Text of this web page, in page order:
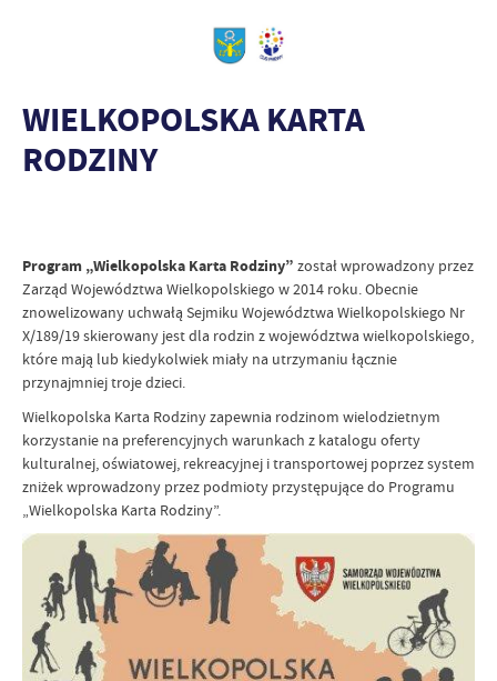
WIELKOPOLSKA KARTA
RODZINY
Program „Wielkopolska Karta Rodziny” został wprowadzony przez
Zarząd Województwa Wielkopolskiego w 2014 roku. Obecnie
znowelizowany uchwałą Sejmiku Województwa Wielkopolskiego Nr
X/189/19 skierowany jest dla rodzin z województwa wielkopolskiego,
które mają lub kiedykolwiek miały na utrzymaniu łącznie
przynajmniej troje dzieci.
Wielkopolska Karta Rodziny zapewnia rodzinom wielodzietnym
korzystanie na preferencyjnych warunkach z katalogu oferty
kulturalnej, oświatowej, rekreacyjnej i transportowej poprzez system
zniżek wprowadzony przez podmioty przystępujące do Programu
„Wielkopolska Karta Rodziny”.